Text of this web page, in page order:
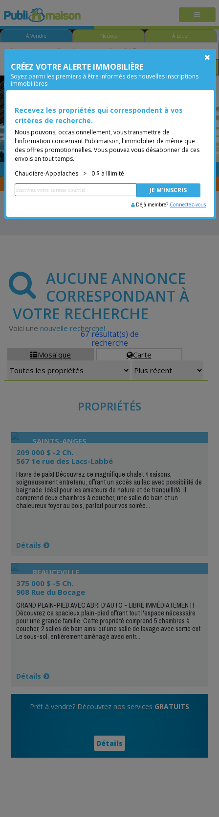
À Vendre Neuves À Louer
Chambre Prix
Chaudière-Appalaches
Placer une annonce GRATUITE
Vous êtes courtier, transférer vos propriétés avecCENTRIS
AUCUNE ANNONCE
CORRESPONDANT À
VOTRE RECHERCHE
Voici une nouvelle recherche!
Mosaïque Carte
67 résultat(s) de
recherche
PROPRIÉTÉS
SAINTS-ANGES
209 000 $ -2 Ch.
567 1e rue des Lacs-Labbé
Havre de paix! Découvrez ce magnifique chalet 4 saisons,
soigneusement entretenu, offrant un accès au lac avec possibilité de
baignade. Idéal pour les amateurs de nature et de tranquillité, il
comprend deux chambres à coucher, une salle de bain et un
chaleureux foyer au bois, parfait pour vos soirée...
Détails
BEAUCEVILLE
375 000 $ -5 Ch.
908 Rue du Bocage
GRAND PLAIN-PIED AVEC ABRI D'AUTO - LIBRE IMMÉDIATEMENT!
Découvrez ce spacieux plain-pied offrant tout l'espace nécessaire
pour une grande famille. Cette propriété comprend 5 chambres à
coucher, 2 salles de bain ainsi qu'une salle de lavage avec sortie ext.
Le sous-sol, entièrement aménagé avec entr...
Détails
Prêt à vendre? Découvrez nos services GRATUITS
Détails
CRÉEZ VOTRE ALERTE IMMOBILIÈRE
Soyez parmi les premiers à être informés des nouvelles inscriptions
immobilières
Recevez les propriétés qui correspondent à vos
critères de recherche.
Nous pouvons, occasionnellement, vous transmettre de
l'information concernant Publimaison, l'immobilier de même que
des offres promotionnelles. Vous pouvez vous désabonner de ces
envois en tout temps.
Chaudière-Appalaches
> 0 $ à Illimité
Déjà membre? Connectez-vous